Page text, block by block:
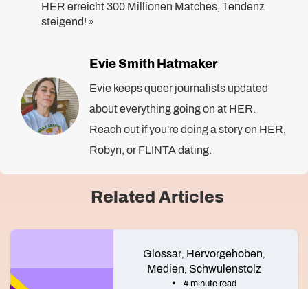
HER erreicht 300 Millionen Matches, Tendenz
steigend! »
Evie Smith Hatmaker
Evie keeps queer journalists updated
about everything going on at HER.
Reach out if you're doing a story on HER,
Robyn, or FLINTA dating.
Related Articles
Glossar, Hervorgehoben,
Medien, Schwulenstolz
4 minute read